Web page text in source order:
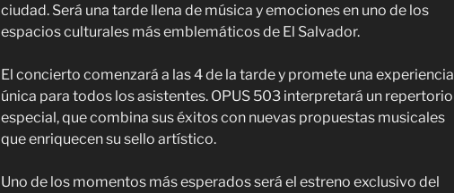
ciudad. Será una tarde llena de música y emociones en uno de los
espacios culturales más emblemáticos de El Salvador.
El concierto comenzará a las 4 de la tarde y promete una experiencia
única para todos los asistentes. OPUS 503 interpretará un repertorio
especial, que combina sus éxitos con nuevas propuestas musicales
que enriquecen su sello artístico.
Uno de los momentos más esperados será el estreno exclusivo del